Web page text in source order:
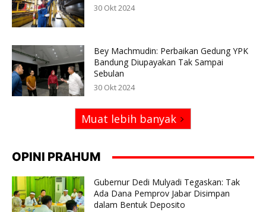
30 Okt 2024
Bey Machmudin: Perbaikan Gedung YPK
Bandung Diupayakan Tak Sampai
Sebulan
30 Okt 2024
Muat lebih banyak
OPINI PRAHUM
Gubernur Dedi Mulyadi Tegaskan: Tak
Ada Dana Pemprov Jabar Disimpan
dalam Bentuk Deposito